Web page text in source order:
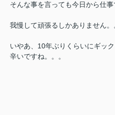
そんな事を言っても今日から仕事
我慢して頑張るしかありません。
いやあ、10年ぶりくらいにギッ
辛いですね。。。